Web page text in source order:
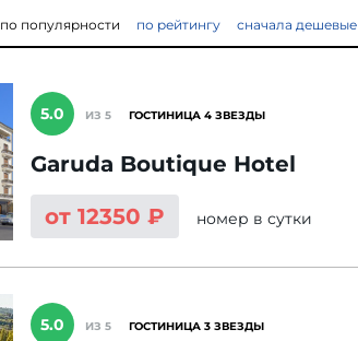
по популярности по рейтингу сначала дешевые
5.0 ИЗ 5 ГОСТИНИЦА 4 ЗВЕЗДЫ
Garuda Boutique Hotel
от 12350 ₽
номер в сутки
5.0 ИЗ 5 ГОСТИНИЦА 3 ЗВЕЗДЫ